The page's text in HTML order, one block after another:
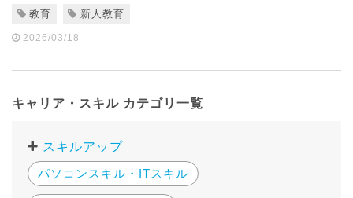
教育 新人教育
2026/03/18
キャリア・スキル カテゴリ一覧
スキルアップ
パソコンスキル・ITスキル